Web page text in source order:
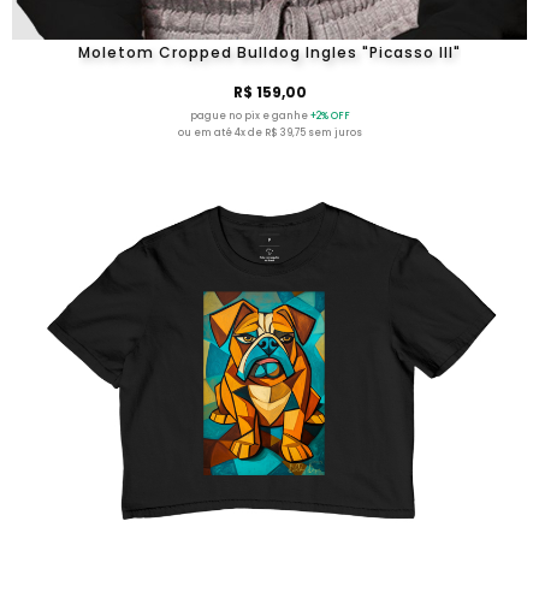
Moletom Cropped Bulldog Ingles "Picasso III"
R$ 159,00
pague no pix e ganhe+2% OFF
ou em até 4x de R$ 39,75 sem juros